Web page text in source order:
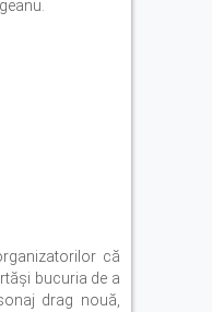
că
bucuria de a
drag nouă,